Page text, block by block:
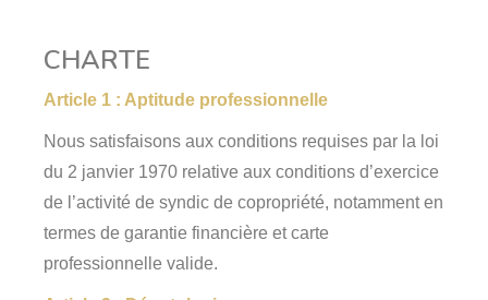
CHARTE
Article 1 : Aptitude professionnelle
Nous satisfaisons aux conditions requises par la loi
du 2 janvier 1970 relative aux conditions d’exercice
de l’activité de syndic de copropriété, notamment en
termes de garantie financière et carte
professionnelle valide.